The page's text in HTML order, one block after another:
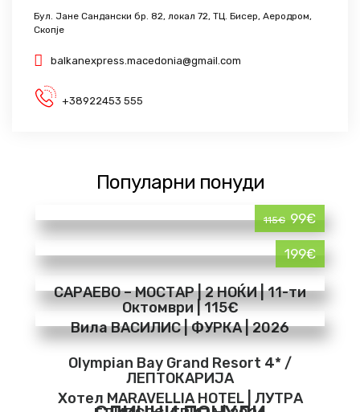
Бул. Јане Сандански бр. 82, локал 72, ТЦ. Бисер, Аеродром,
Скопје
balkanexpress.macedonia@gmail.com
+38922453 555
Популарни понуди
115€ 99€
САРАЕВО – МОСТАР | 2 НОЌИ | 11-ти
Октомври | 115€
199€
Вила ВАСИЛИС | ФУРКА | 2026
Olympian Bay Grand Resort 4* /
ЛЕПТОКАРИЈА
Хотел MARAVELLIA HOTEL | ЛУТРА